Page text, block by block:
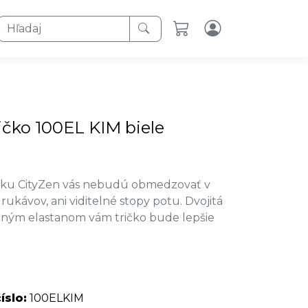
100EL KIM biele
CityZen vás nebudú obmedzovať v
ani viditelné stopy potu. Dvojitá
elastanom vám tričko bude lepšie
100ELKIM